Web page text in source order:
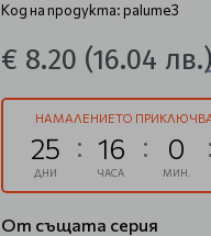
Код на продукта: palume3
€ 8.20 (16.04 лв.)
НАМАЛЕНИЕТО
25
ДНИ
16
ЧАСА
0
МИН.
От същата серия